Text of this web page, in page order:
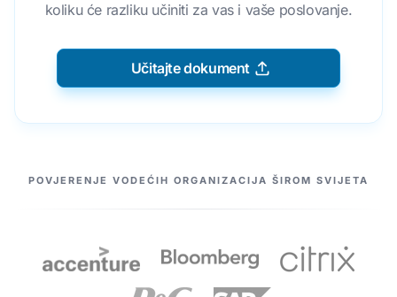
koliku će razliku učiniti za vas i vaše poslovanje.
Učitajte dokument
NAŠI PARTNERI
POVJERENJE VODEĆIH ORGANIZACIJA ŠIROM SVIJETA